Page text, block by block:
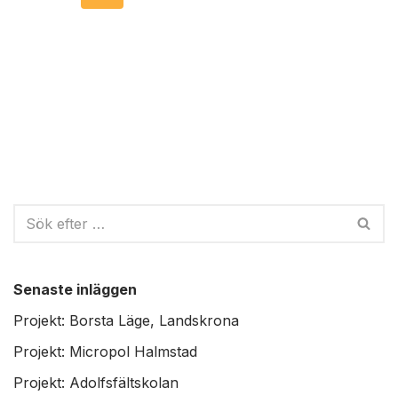
Senaste inläggen
Projekt: Borsta Läge, Landskrona
Projekt: Micropol Halmstad
Projekt: Adolfsfältskolan